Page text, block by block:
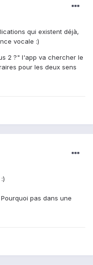
qui existent déjà,
vocale :)
2 ?" l'app va chercher le
pour les deux sens
pas dans une